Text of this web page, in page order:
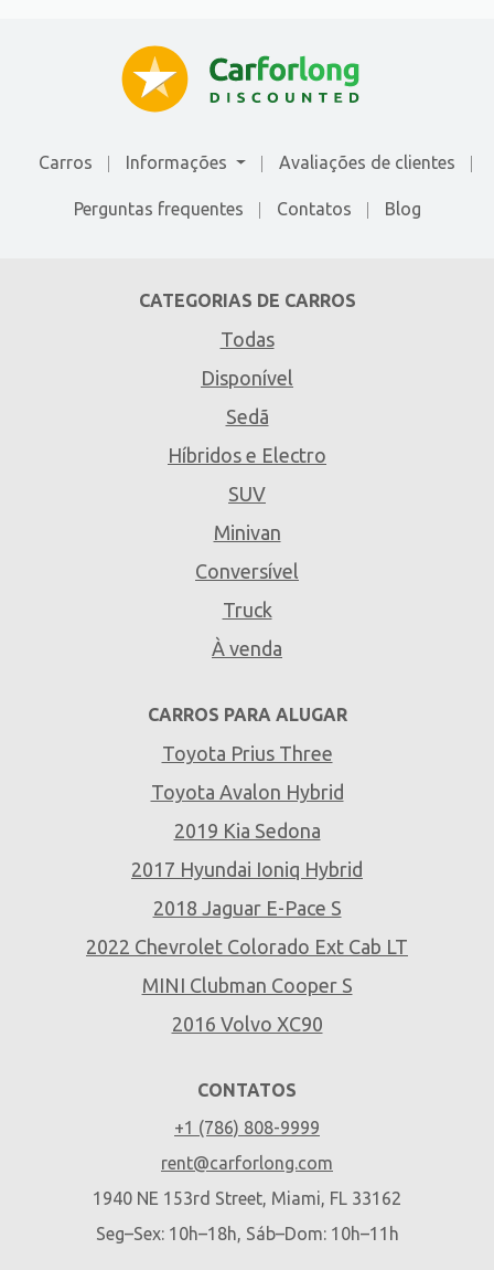
Carros Informações Avaliações de сlientes
Perguntas frequentes Contatos Blog
CATEGORIAS DE CARROS
Todas
Disponível
Sedã
Híbridos e Electro
SUV
Minivan
Conversível
Truck
À venda
CARROS PARA ALUGAR
Toyota Prius Three
Toyota Avalon Hybrid
2019 Kia Sedona
2017 Hyundai Ioniq Hybrid
2018 Jaguar E-Pace S
2022 Chevrolet Colorado Ext Cab LT
MINI Clubman Cooper S
2016 Volvo XC90
CONTATOS
+1 (786) 808-9999
rent@carforlong.com
1940 NE 153rd Street, Miami, FL 33162
Seg–Sex: 10h–18h, Sáb–Dom: 10h–11h